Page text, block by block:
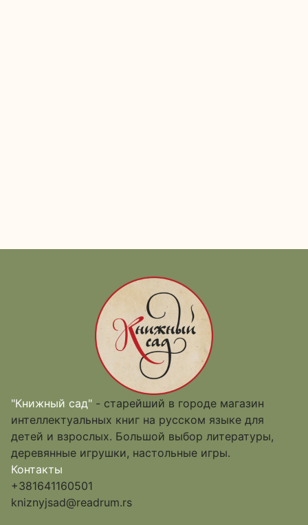
"Книжный сад" - старейший в городе магазин
интеллектуальных книг на русском языке для
детей и взрослых. Большой выбор литературы,
деревянные игрушки, настольные игры.
Контакты
+381641160501
kniznyjsad@readrum.rs